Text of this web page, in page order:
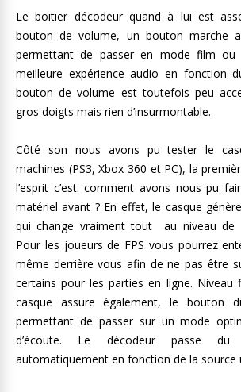
Le boitier décodeur quand à lui est
bouton de volume, un bouton marche
permettant de passer en mode film ou
meilleure expérience audio en fonction
bouton de volume est toutefois peu
gros doigts mais rien d’insurmontable.
Côté son nous avons pu tester le
machines (PS3, Xbox 360 et PC), la
l’esprit c’est: comment avons nous pu
matériel avant ? En effet, le casque
qui change vraiment tout au niveau de
Pour les joueurs de FPS vous pourrez
même derrière vous afin de ne pas être
certains pour les parties en ligne. Niveau
casque assure également, le bouton
permettant de passer sur un mode
d’écoute. Le décodeur passe
automatiquement en fonction de la source